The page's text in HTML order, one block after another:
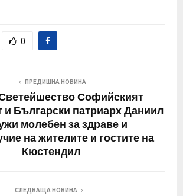
0
ПРЕДИШНА НОВИНА
Софийският
Български патриарх Даниил
молебен за здраве и
на жителите и гостите на
Кюстендил
СЛЕДВАЩА НОВИНА